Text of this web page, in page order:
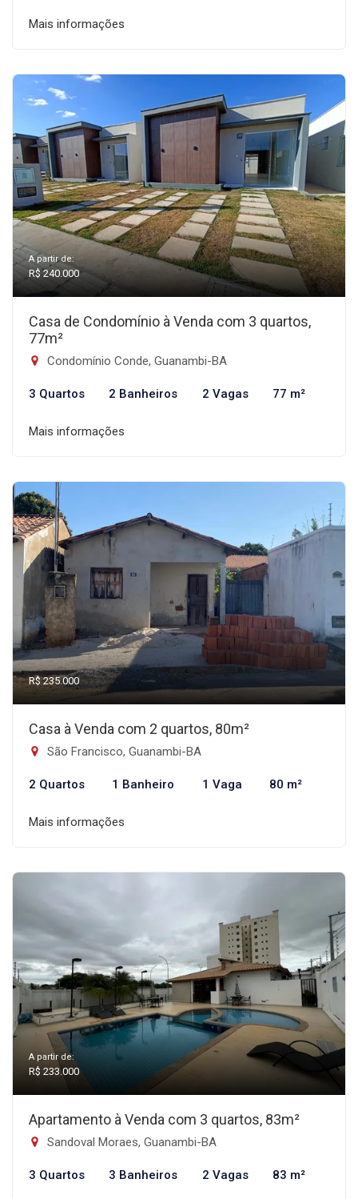
Mais informações
A partir de:
R$ 240.000
Casa de Condomínio à Venda com 3 quartos,
77m²
Condomínio Conde, Guanambi-BA
3 Quartos 2 Banheiros 2 Vagas 77 m²
Mais informações
R$ 235.000
Casa à Venda com 2 quartos, 80m²
São Francisco, Guanambi-BA
2 Quartos 1 Banheiro 1 Vaga 80 m²
Mais informações
A partir de:
R$ 233.000
Apartamento à Venda com 3 quartos, 83m²
Sandoval Moraes, Guanambi-BA
3 Quartos 3 Banheiros 2 Vagas 83 m²